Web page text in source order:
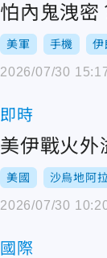
怕內鬼洩
美軍 手機 伊
2026/07/30
即時
美伊戰火
美國 沙烏地阿
2026/07/30
國際